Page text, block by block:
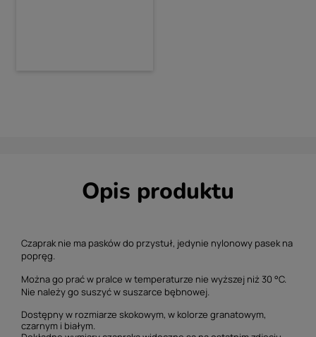
Opis produktu
Czaprak nie ma pasków do przystuł, jedynie nylonowy pasek na
popręg.
Można go prać w pralce w temperaturze nie wyższej niż 30 °C.
Nie należy go suszyć w suszarce bębnowej.
Dostępny w rozmiarze skokowym, w kolorze granatowym,
czarnym i białym.